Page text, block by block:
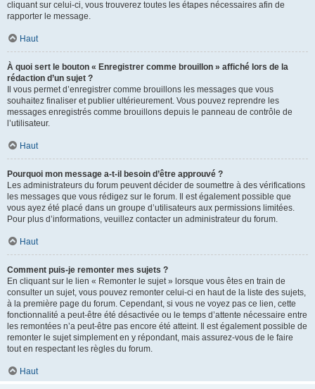
cliquant sur celui-ci, vous trouverez toutes les étapes nécessaires afin de
rapporter le message.
Haut
À quoi sert le bouton « Enregistrer comme brouillon » affiché lors de la
rédaction d’un sujet ?
Il vous permet d’enregistrer comme brouillons les messages que vous
souhaitez finaliser et publier ultérieurement. Vous pouvez reprendre les
messages enregistrés comme brouillons depuis le panneau de contrôle de
l’utilisateur.
Haut
Pourquoi mon message a-t-il besoin d’être approuvé ?
Les administrateurs du forum peuvent décider de soumettre à des vérifications
les messages que vous rédigez sur le forum. Il est également possible que
vous ayez été placé dans un groupe d’utilisateurs aux permissions limitées.
Pour plus d’informations, veuillez contacter un administrateur du forum.
Haut
Comment puis-je remonter mes sujets ?
En cliquant sur le lien « Remonter le sujet » lorsque vous êtes en train de
consulter un sujet, vous pouvez remonter celui-ci en haut de la liste des sujets,
à la première page du forum. Cependant, si vous ne voyez pas ce lien, cette
fonctionnalité a peut-être été désactivée ou le temps d’attente nécessaire entre
les remontées n’a peut-être pas encore été atteint. Il est également possible de
remonter le sujet simplement en y répondant, mais assurez-vous de le faire
tout en respectant les règles du forum.
Haut